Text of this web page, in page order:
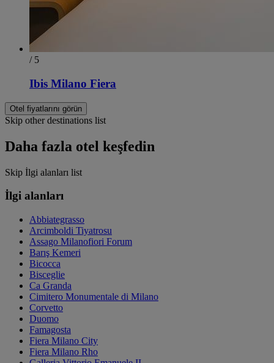
/ 5
Ibis Milano Fiera
Otel fiyatlarını görün
Skip other destinations list
Daha fazla otel keşfedin
Skip İlgi alanları list
İlgi alanları
Abbiategrasso
Arcimboldi Tiyatrosu
Assago Milanofiori Forum
Barış Kemeri
Bicocca
Bisceglie
Ca Granda
Cimitero Monumentale di Milano
Corvetto
Duomo
Famagosta
Fiera Milano City
Fiera Milano Rho